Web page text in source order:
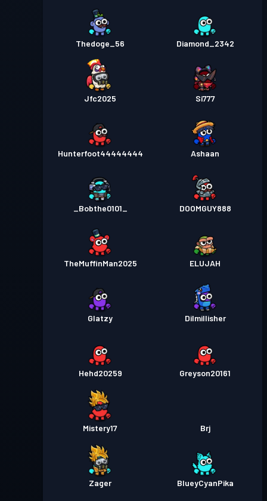
Thedoge_56 Diamond_2342
Jfc2025 Si777
Hunterfoot44444444 Ashaan
_Bobthe0101_ DOOMGUY888
TheMuffinMan2025 ELUJAH
Glatzy Dilmillisher
Hehd20259 Greyson20161
Mistery17 Brj
Zager BlueyCyanPika